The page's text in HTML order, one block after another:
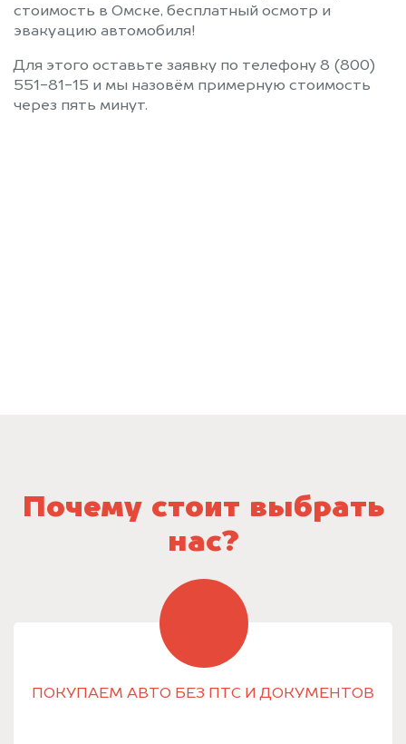
стоимость в Омске, бесплатный осмотр и
эвакуацию автомобиля!
Для этого оставьте заявку по телефону 8 (800)
551-81-15 и мы назовём примерную стоимость
через пять минут.
Почему стоит выбрать
нас?
ПОКУПАЕМ АВТО БЕЗ ПТС И ДОКУМЕНТОВ